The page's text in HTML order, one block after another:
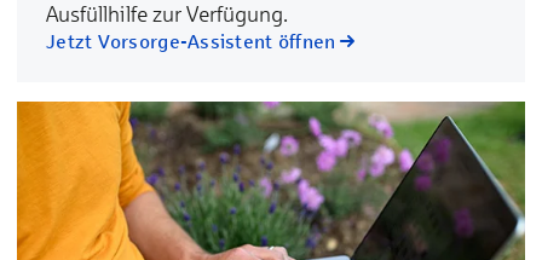
Ausfüllhilfe zur Verfügung.
Jetzt Vorsorge-Assistent öffnen